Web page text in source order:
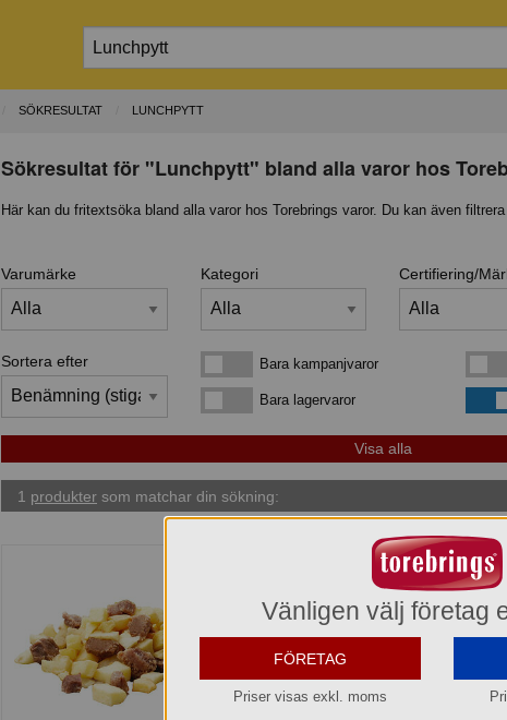
SÖKRESULTAT LUNCHPYTT
Sökresultat för "Lunchpytt" bland alla varor hos
Här kan du fritextsöka bland alla varor hos Torebrings varor. Du kan även
Varumärke Kategori Certifiering/
Sortera efter Bara kampanjvarorBara kampanjvaror
Bara lagervarorBara lagervaror
Visa
Visa
1 produkter som matchar din sökning:
Vänligen välj företag
FÖRETAG
Priser visas exkl. moms